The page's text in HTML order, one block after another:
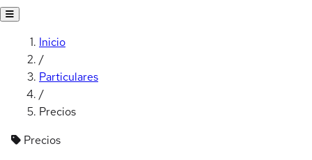
Inicio
/
Particulares
/
Precios
Precios